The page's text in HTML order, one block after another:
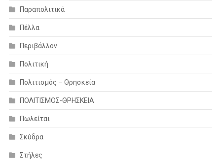
Παραπολιτικά
Πέλλα
Περιβάλλον
Πολιτική
Πολιτισμός – Θρησκεία
ΠΟΛΙΤΙΣΜΟΣ-ΘΡΗΣΚΕΙΑ
Πωλείται
Σκύδρα
Στήλες